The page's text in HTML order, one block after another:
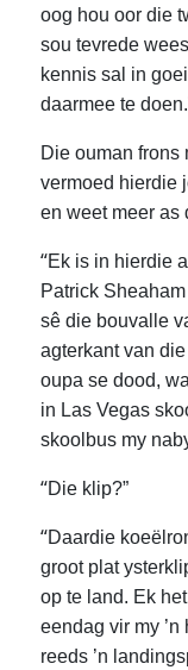
oog hou oor die
sou tevrede
kennis sal in
daarmee te
Die ouman frons
vermoed hierdie
en weet meer as
“Ek is in hierdie
Patrick
sê die bouvalle
agterkant van
oupa se dood,
in Las Vegas
skoolbus my
“Die klip?”
“Daardie
groot plat
op te land. Ek
eendag vir my
reeds ’n